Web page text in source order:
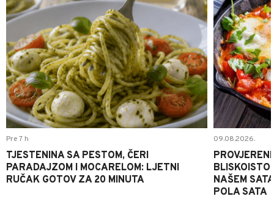
Pre 7 h
TJESTENINA SA PESTOM, ČERI
PARADAJZOM I MOCARELOM: LJETNI
RUČAK GOTOV ZA 20 MINUTA
09.08.2026.
NAŠEM
POLA SATA